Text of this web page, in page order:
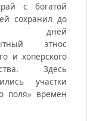
с богатой
сохранил до
дней
этнос
и хоперского
Здесь
участки
поля» времен